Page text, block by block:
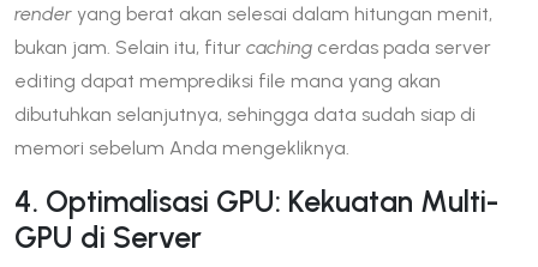
render yang berat akan selesai dalam hitungan menit,
bukan jam. Selain itu, fitur caching cerdas pada server
editing dapat memprediksi file mana yang akan
dibutuhkan selanjutnya, sehingga data sudah siap di
memori sebelum Anda mengekliknya.
4. Optimalisasi GPU: Kekuatan Multi-
GPU di Server